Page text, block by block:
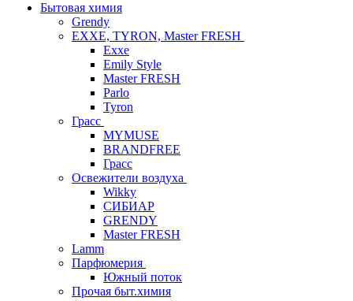
Бытовая химия
Grendy
EXXE, TYRON, Master FRESH
Exxe
Emily Style
Master FRESH
Parlo
Tyron
Грасс
MYMUSE
BRANDFREE
Грасс
Освежители воздуха
Wikky
СИБИАР
GRENDY
Master FRESH
Lamm
Парфюмерия
Южный поток
Прочая быт.химия